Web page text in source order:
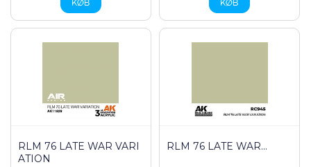
RLM 76 LATE WAR VARI
ATION
RLM 76 LATE WAR...